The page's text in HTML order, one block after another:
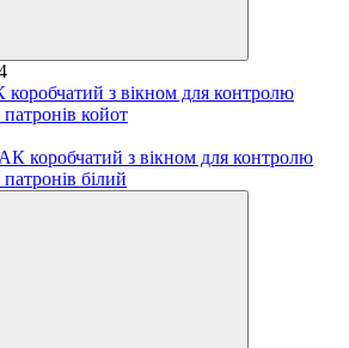
з вікном для контролю
патронів койот